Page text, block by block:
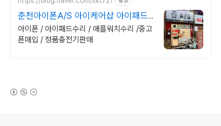
춘천아이폰A/S 아이케어샵 아이패드,
애플워치 수리센터
아이폰 / 아이패드수리 / 애플워치수리 /중고
폰매입 / 정품충전기판매